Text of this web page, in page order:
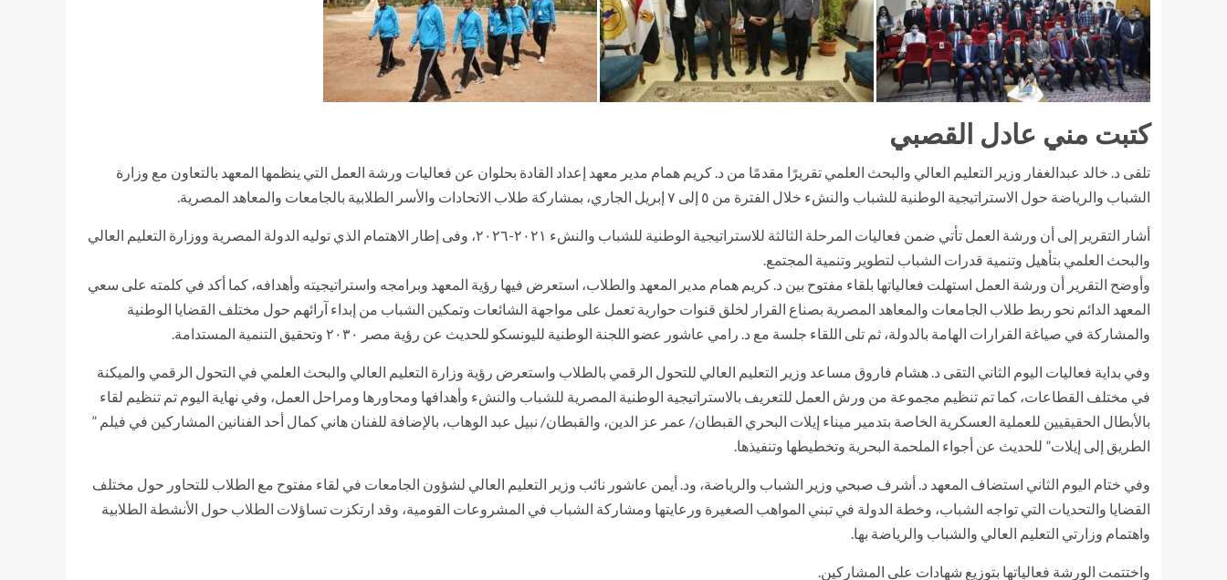
كتبت مني عادل القصبي
تلقى د. خالد عبدالغفار وزير التعليم العالي والبحث العلمي تقريرًا مقدمًا من د. كريم همام مدير معهد إعداد القادة بحلوان عن فعاليات ورشة العمل التي ينظمها المعهد بالتعاون مع وزارة
الشباب والرياضة حول الاستراتيجية الوطنية للشباب والنشء خلال الفترة من ٥ إلى ٧ إبريل الجاري، بمشاركة طلاب الاتحادات والأسر الطلابية بالجامعات والمعاهد المصرية.
أشار التقرير إلى أن ورشة العمل تأتي ضمن فعاليات المرحلة الثالثة للاستراتيجية الوطنية للشباب والنشء ٢٠٢١-٢٠٢٦، وفى إطار الاهتمام الذي توليه الدولة المصرية ووزارة التعليم العالي
والبحث العلمي بتأهيل وتنمية قدرات الشباب لتطوير وتنمية المجتمع.
وأوضح التقرير أن ورشة العمل استهلت فعالياتها بلقاء مفتوح بين د. كريم همام مدير المعهد والطلاب، استعرض فيها رؤية المعهد وبرامجه واستراتيجيته وأهدافه، كما أكد في كلمته على سعي
المعهد الدائم نحو ربط طلاب الجامعات والمعاهد المصرية بصناع القرار لخلق قنوات حوارية تعمل على مواجهة الشائعات وتمكين الشباب من إبداء آرائهم حول مختلف القضايا الوطنية
والمشاركة في صياغة القرارات الهامة بالدولة، ثم تلى اللقاء جلسة مع د. رامي عاشور عضو اللجنة الوطنية لليونسكو للحديث عن رؤية مصر ٢٠٣٠ وتحقيق التنمية المستدامة.
وفي بداية فعاليات اليوم الثاني التقى د. هشام فاروق مساعد وزير التعليم العالي للتحول الرقمي بالطلاب واستعرض رؤية وزارة التعليم العالي والبحث العلمي في التحول الرقمي والميكنة
في مختلف القطاعات، كما تم تنظيم مجموعة من ورش العمل للتعريف بالاستراتيجية الوطنية المصرية للشباب والنشء وأهدافها ومحاورها ومراحل العمل، وفي نهاية اليوم تم تنظيم لقاء
بالأبطال الحقيقيين للعملية العسكرية الخاصة بتدمير ميناء إيلات البحري القبطان/ عمر عز الدين، والقبطان/ نبيل عبد الوهاب، بالإضافة للفنان هاني كمال أحد الفنانين المشاركين في فيلم ”
الطريق إلى إيلات” للحديث عن أجواء الملحمة البحرية وتخطيطها وتنفيذها.
وفي ختام اليوم الثاني استضاف المعهد د. أشرف صبحي وزير الشباب والرياضة، ود. أيمن عاشور نائب وزير التعليم العالي لشؤون الجامعات في لقاء مفتوح مع الطلاب للتحاور حول مختلف
القضايا والتحديات التي تواجه الشباب، وخطة الدولة في تبني المواهب الصغيرة ورعايتها ومشاركة الشباب في المشروعات القومية، وقد ارتكزت تساؤلات الطلاب حول الأنشطة الطلابية
واهتمام وزارتي التعليم العالي والشباب والرياضة بها.
واختتمت الورشة فعالياتها بتوزيع شهادات على المشاركين.